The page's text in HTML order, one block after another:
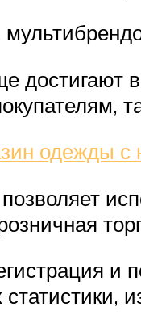
достигают
одежды с
и